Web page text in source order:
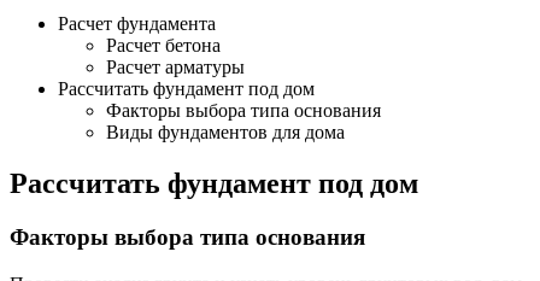
Расчет фундамента
Расчет бетона
Расчет арматуры
Рассчитать фундамент под дом
Факторы выбора типа основания
Виды фундаментов для дома
Рассчитать фундамент под дом
Факторы выбора типа основания